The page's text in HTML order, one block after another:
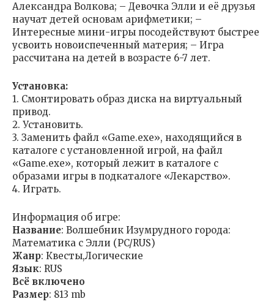
Александра Волкова; – Девочка Элли и её друзья
научат детей основам арифметики; –
Интересные мини-игры посодействуют быстрее
усвоить новоиспеченный материя; – Игра
рассчитана на детей в возрасте 6-7 лет.
Установка:
1. Смонтировать образ диска на виртуальный
привод.
2. Установить.
3. Заменить файл «Game.exe», находящийся в
каталоге с установленной игрой, на файл
«Game.exe», который лежит в каталоге с
образами игры в подкаталоге «Лекарство».
4. Играть.
Информация об игре:
Название: Волшебник Изумрудного города:
Математика с Элли (PC/RUS)
Жанр: Квесты,Логические
Язык: RUS
Всё включено
Размер: 813 mb